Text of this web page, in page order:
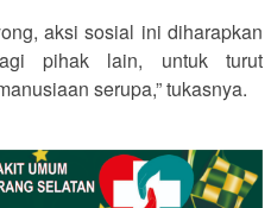
aksi sosial ini diharapkan
pihak lain, untuk turut
serupa,” tukasnya.